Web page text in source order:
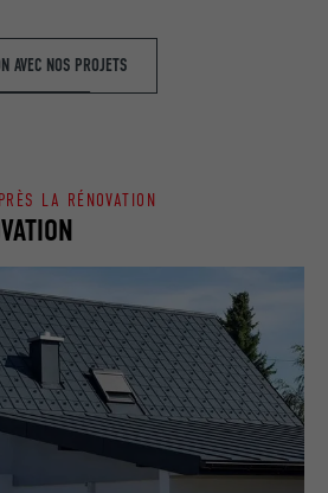
AVEC NOS PROJETS
LA RÉNOVATION
Optimize
jours
aucun élément d'identification.
par LinkedIn lorsqu'un site
contient une fenêtre « Suivez-
» intégrée.